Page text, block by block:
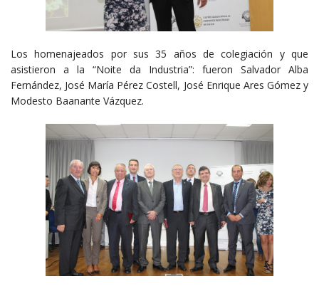
Los homenajeados por sus 35 años de colegiación y que
asistieron a la “Noite da Industria”: fueron Salvador Alba
Fernández, José María Pérez Costell, José Enrique Ares Gómez y
Modesto Baanante Vázquez.